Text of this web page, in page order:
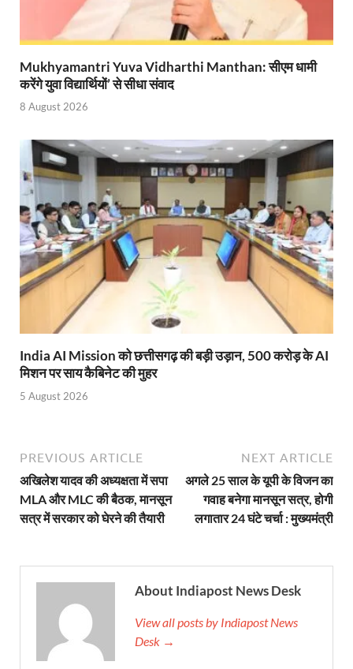
Char Dham Yatra Action Plan: चारधाम यात्रा-
Aerial Survey: सीएम योगी के निर्देश पर उप मुख्यमंत्री व
Big Blueprint for Bastar: बस्तर के लिए बड़ा ब्लूप्रिंट:
Bhartendu Natya Akadami: मुख्यमंत्री ने देखी ‘आनंद
Women E Rickshaw Pilots: यूपी में तैयार हो रही
Mann Ki Baat: प्रधानमंत्री नरेंद्र मोदी ने देशवासियों को
Jewar International Airport: यूपी में विकास अब घोषणा
UP Anganwadi: मुख्यमंत्री योगी आदित्यनाथ को
Mandir Cluster Model: पुरा महादेव मंदिर का ‘मंदिर
MMMUT Girls Hostel: एमएमएमयूटी में साइबर फोरेंसिक
मिलावटखोरों पर और कसेगा सरकार का शिकंजा
Pateshvari Mata Darshan: मुख्यमंत्री ने किए मां
She Leads Bharat: अंतर्राष्ट्रीय महिला दिवस 2026 के
Holi Mahotsava: CM धामी ने कलश संगीत द्वारा
Chhattisgarh Budget 2026-27: बस्तर के विकास का
Mukhyamantri Yuva Vidharthi Manthan: सीएम धामी
करेंगे युवा विद्यार्थियों’ से सीधा संवाद
8 August 2026
India AI Mission को छत्तीसगढ़ की बड़ी उड़ान, 500 करोड़ के AI
मिशन पर साय कैबिनेट की मुहर
5 August 2026
PREVIOUS ARTICLE
अखिलेश यादव की अध्यक्षता में सपा
MLA और MLC की बैठक, मानसून
सत्र में सरकार को घेरने की तैयारी
NEXT ARTICLE
अगले 25 साल के यूपी के विजन का
गवाह बनेगा मानसून सत्र, होगी
लगातार 24 घंटे चर्चा : मुख्यमंत्री
About Indiapost News Desk
View all posts by Indiapost News
Desk →